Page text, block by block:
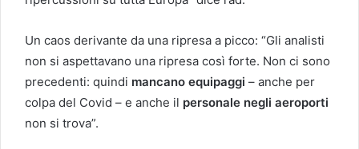
Un caos derivante da una ripresa a picco: “Gli analisti
non si aspettavano una ripresa così forte. Non ci sono
precedenti: quindi mancano equipaggi – anche per
colpa del Covid – e anche il personale negli aeroporti
non si trova”.